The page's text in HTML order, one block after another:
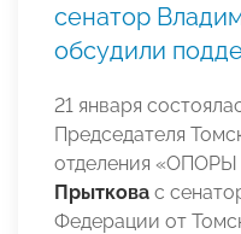
сенатор
обсудили
21 января
Председателя
отделения
Прыткова с
Федерации от